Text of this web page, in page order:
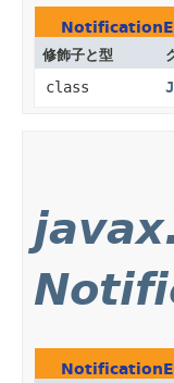
修飾子と型
class